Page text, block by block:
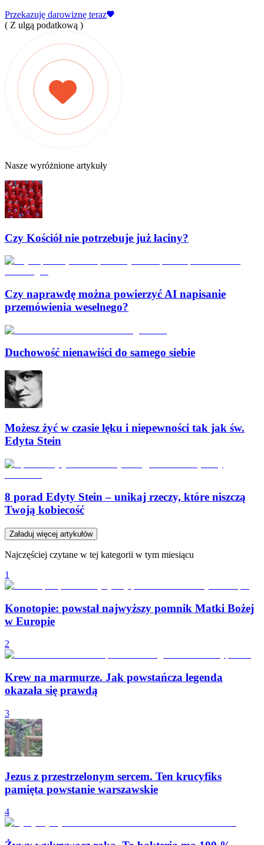
Przekazuję darowiznę teraz
( Z ulgą podatkową )
Nasze wyróżnione artykuły
Czy Kościół nie potrzebuje już łaciny?
Czy naprawdę można powierzyć AI napisanie
przemówienia weselnego?
Duchowość nienawiści do samego siebie
Możesz żyć w czasie lęku i niepewności tak jak św.
Edyta Stein
8 porad Edyty Stein – unikaj rzeczy, które niszczą
Twoją kobiecość
Załaduj więcej artykułów
Najczęściej czytane w tej kategorii w tym miesiącu
1
Konotopie: powstał najwyższy pomnik Matki Bożej
w Europie
2
Krew na marmurze. Jak powstańcza legenda
okazała się prawdą
3
Jezus z przestrzelonym sercem. Ten krucyfiks
pamięta powstanie warszawskie
4